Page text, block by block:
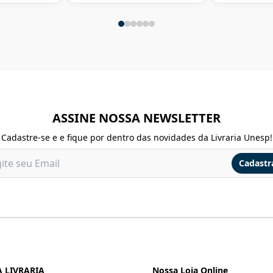
ASSINE NOSSA NEWSLETTER
Cadastre-se e e fique por dentro das novidades da Livraria Unesp!
LIVRARIA Nossa Loja Online